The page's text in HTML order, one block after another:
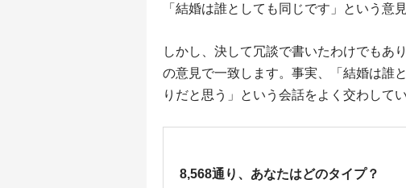
「結婚は誰としても同じです」という意
しかし、決して冗談で書いたわけでもあ
の意見で一致します。事実、「結婚は誰
りだと思う」という会話をよく交わしてい
8,568通り、あなたはどのタイプ？